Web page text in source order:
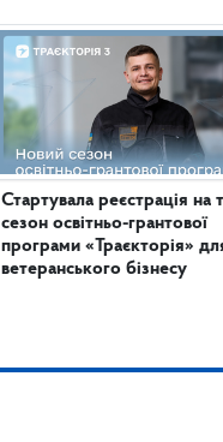
Стартувала реєстрація на
сезон освітньо-грантової
програми «Траєкторія»
ветеранського бізнесу